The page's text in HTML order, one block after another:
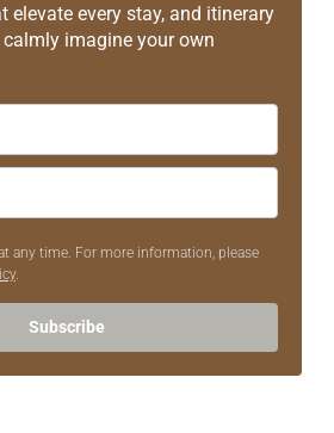
elevate every stay, and itinerary
imagine your own
any time. For more information, please
.
Subscribe